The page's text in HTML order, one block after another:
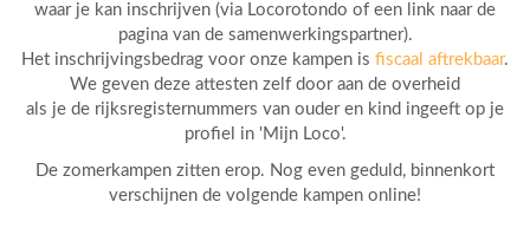
waar je kan inschrijven (via Locorotondo of een link naar de
pagina van de samenwerkingspartner).
Het inschrijvingsbedrag voor onze kampen is fiscaal aftrekbaar.
We geven deze attesten zelf door aan de overheid
als je de rijksregisternummers van ouder en kind ingeeft op je
profiel in 'Mijn Loco'.
De zomerkampen zitten erop. Nog even geduld, binnenkort
verschijnen de volgende kampen online!